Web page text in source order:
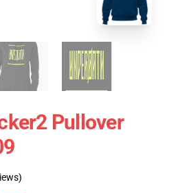
Pullover